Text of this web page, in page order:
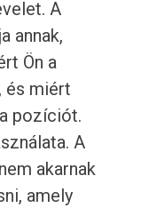
A
annak,
Ön a
és miért
pozíciót.
A
akarnak
amely